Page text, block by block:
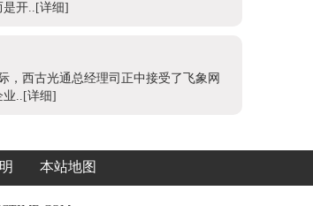
是开.. [详细]
，西古光通总经理司正中接受了飞象网
业..[详细]
本站地图